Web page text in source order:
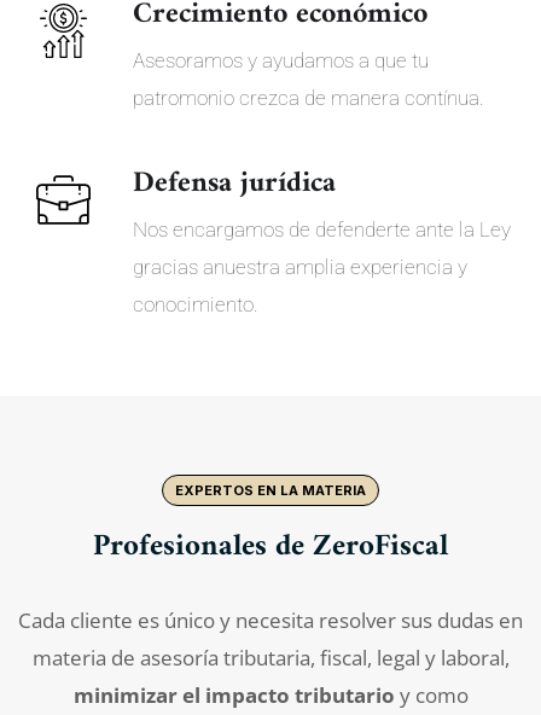
Crecimiento económico
Asesoramos y ayudamos a que tu
patromonio crezca de manera contínua.
Defensa jurídica
Nos encargamos de defenderte ante la Ley
gracias anuestra amplia experiencia y
conocimiento.
EXPERTOS EN LA MATERIA
Profesionales de ZeroFiscal
Cada cliente es único y necesita resolver sus dudas en
materia de asesoría tributaria, fiscal, legal y laboral,
minimizar el impacto tributario y como